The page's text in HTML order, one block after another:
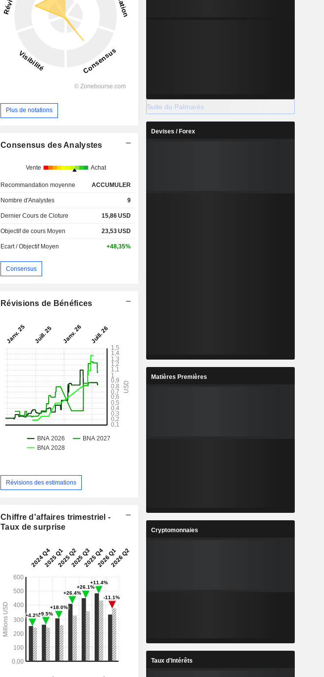
Plus de notations
Consensus des Analystes
Vente Achat
Recommandation moyenne ACCUMULER
Nombre d'Analystes 9
Dernier Cours de Cloture 15,86USD
Objectif de cours Moyen 23,53USD
Ecart / Objectif Moyen +48,35%
Consensus
Révisions de Bénéfices
Révisions des estimations
Chiffre d'affaires trimestriel -
Taux de surprise
Suite du Palmarès
Devises / Forex
Matières Premières
Cryptomonnaies
Taux d'Intérêts